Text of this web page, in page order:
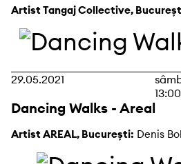
Artist Tangaj Collective,
29.05.2021
13:00
Dancing Walks - Areal
Artist AREAL, București: Denis